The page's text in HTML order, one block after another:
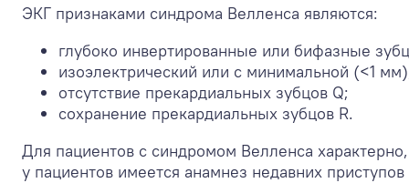
ЭКГ признаками синдрома Велленса являются:
глубоко инвертированные или бифазные
изоэлектрический или с минимальной (<1
отсутствие прекардиальных зубцов Q;
сохранение прекардиальных зубцов R.
Для пациентов с синдромом Велленса
у пациентов имеется анамнез недавних